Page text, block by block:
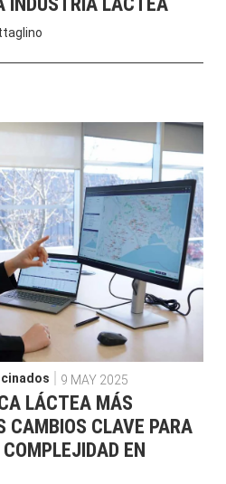
9 MAY 2025
LÁCTEA MÁS
CAMBIOS CLAVE PARA
EN